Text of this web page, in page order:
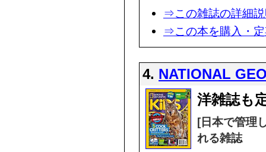
⇒この雑誌の詳細
⇒この本を購入・
4. NATIONAL
洋雑誌も
[日本で管理
れる雑誌